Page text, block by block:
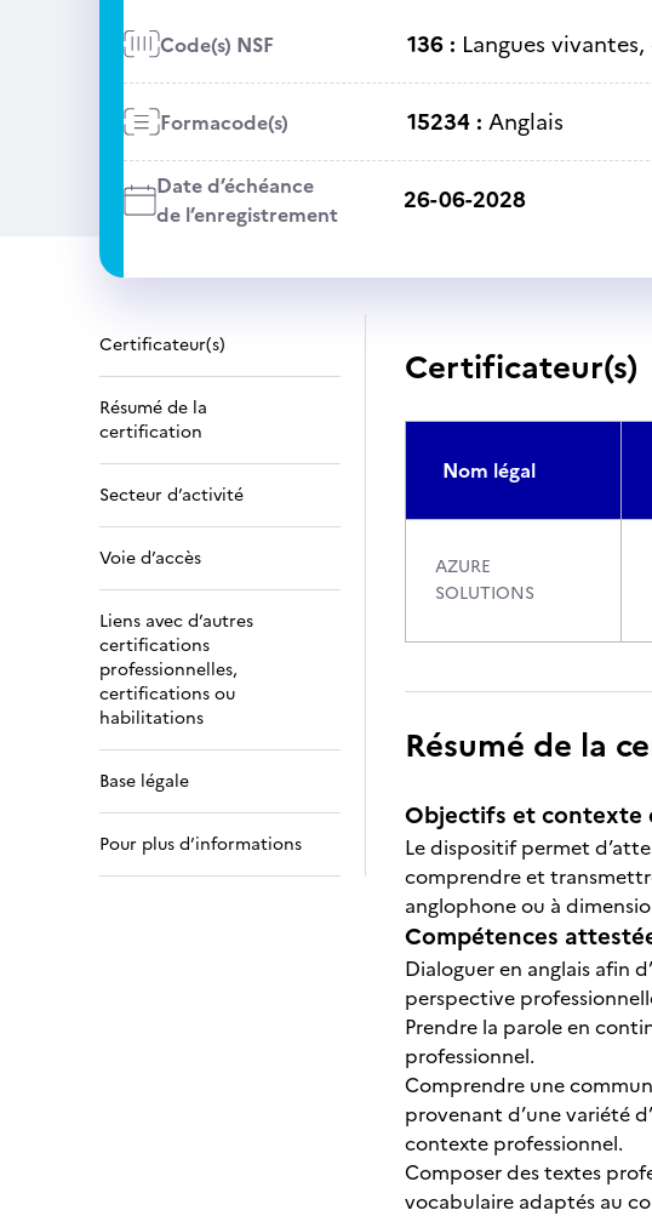
Code(s) NSF 136 : Langues
Formacode(s) 15234 : Anglais
Date d’échéance
de l’enregistrement
26-06-2028
Certificateur(s)
Résumé de la
certification
Secteur d’activité
Voie d’accès
Liens avec d’autres
certifications
professionnelles,
certifications ou
habilitations
Base légale
Pour plus d’informations
Certificateur(s)
Nom légal
AZURE
SOLUTIONS
Résumé de la
Objectifs et contexte
Le dispositif permet
comprendre et
anglophone ou à
Compétences
Dialoguer en anglais afin
perspective
Prendre la parole en
professionnel.
Comprendre une
provenant d’une variété
contexte professionnel.
Composer des textes
vocabulaire adaptés au